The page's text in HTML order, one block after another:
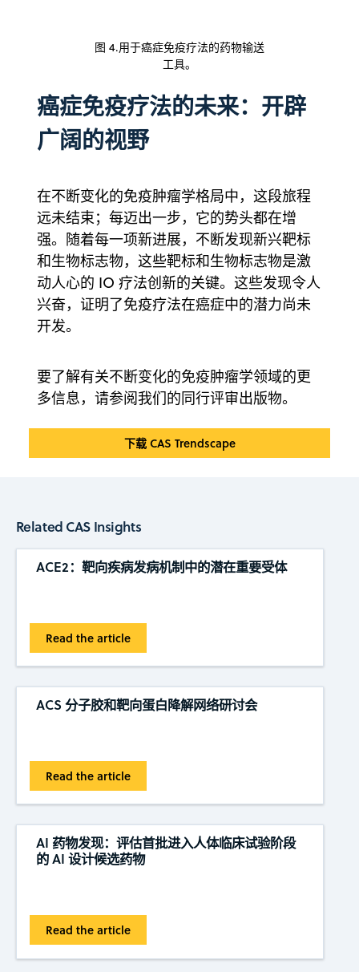
图 4.用于癌症免疫疗法的药物输送
工具。
癌症免疫疗法的未来：开辟
广阔的视野
在不断变化的免疫肿瘤学格局中，这段旅程
远未结束；每迈出一步，它的势头都在增
强。随着每一项新进展，不断发现新兴靶标
和生物标志物，这些靶标和生物标志物是激
动人心的 IO 疗法创新的关键。这些发现令人
兴奋，证明了免疫疗法在癌症中的潜力尚未
开发。
要了解有关不断变化的免疫肿瘤学领域的更
多信息，请参阅我们的同行评审出版物。
下载 CAS Trendscape
Related CAS Insights
ACE2：靶向疾病发病机制中的潜在重要受体
Read the article
ACS 分子胶和靶向蛋白降解网络研讨会
Read the article
AI 药物发现：评估首批进入人体临床试验阶段
的 AI 设计候选药物
Read the article